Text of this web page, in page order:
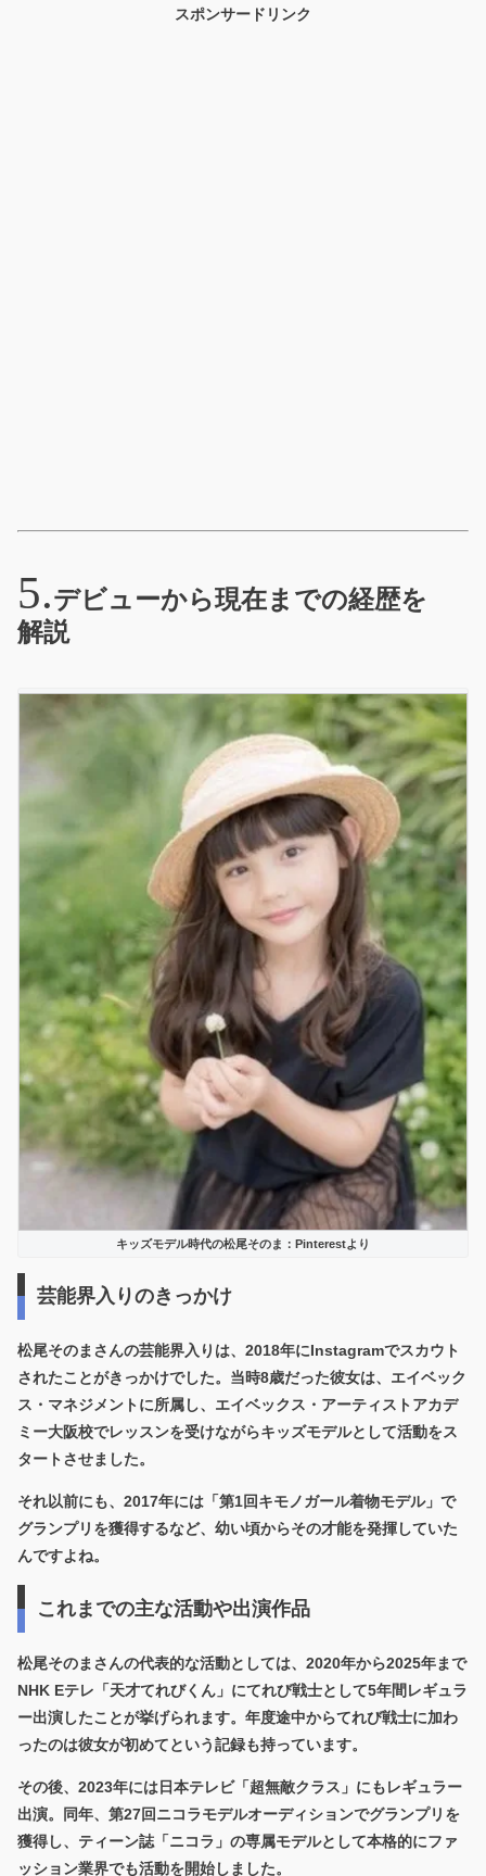
スポンサードリンク
デビューから現在までの経歴を
解説
キッズモデル時代の松尾そのま：Pinterestより
芸能界入りのきっかけ
松尾そのまさんの芸能界入りは、 2018年にInstagramでスカウト
されたことがきっかけでした。当時8歳だった彼女は、エイベック
ス・マネジメントに所属し、エイベックス・アーティストアカデ
ミー大阪校でレッスンを受けながらキッズモデルとして活動をス
タートさせました。
それ以前にも、2017年には「第1回キモノガール着物モデル」で
グランプリを獲得するなど、幼い頃からその才能を発揮していた
んですよね。
これまでの主な活動や出演作品
松尾そのまさんの代表的な活動としては、 2020年から2025年まで
NHK Eテレ「天才てれびくん」にてれび戦士として5年間レギュラ
ー出演したことが挙げられます。年度途中からてれび戦士に加わ
ったのは彼女が初めてという記録も持っています。
その後、2023年には日本テレビ「超無敵クラス」にもレギュラー
出演。同年、第27回ニコラモデルオーディションでグランプリを
獲得し、ティーン誌「ニコラ」の専属モデルとして本格的にファ
ッション業界でも活動を開始しました。